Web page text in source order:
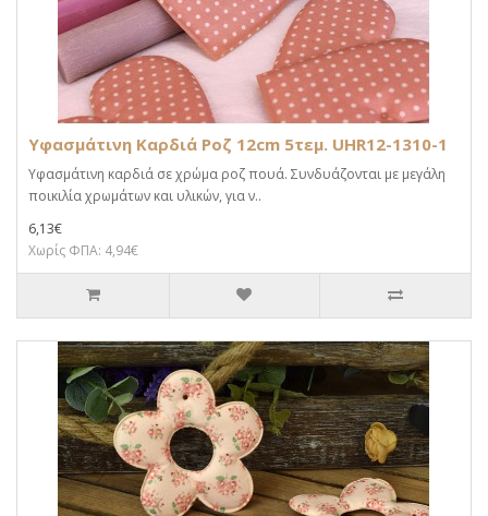
Υφασμάτινη Καρδιά Ροζ 12cm 5τεμ. UHR12-1310-1
Υφασμάτινη καρδιά σε χρώμα ροζ πουά. Συνδυάζονται με μεγάλη
ποικιλία χρωμάτων και υλικών, για ν..
6,13€
Χωρίς ΦΠΑ: 4,94€